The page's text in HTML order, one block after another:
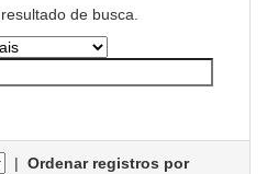
de busca.
| Ordenar registros por